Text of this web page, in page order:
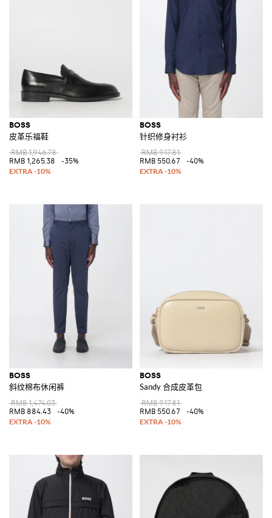
BOSS
皮革乐福鞋
RMB 1,946.78
RMB 1,265.38
-35%
BOSS
针织修身衬衫
RMB 917.81
RMB 550.67
-40%
BOSS
斜纹棉布休闲裤
RMB 1,474.03
RMB 884.43
-40%
BOSS
Sandy 合成皮革包
RMB 917.81
RMB 550.67
-40%